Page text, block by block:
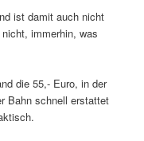
ist damit auch nicht
immerhin, was
die 55,- Euro, in der
Bahn schnell erstattet